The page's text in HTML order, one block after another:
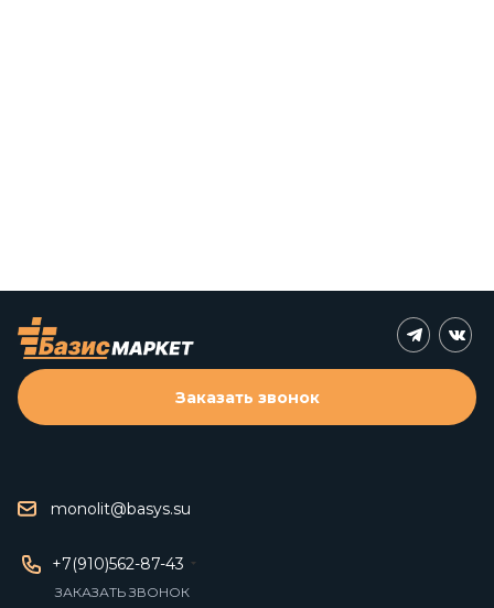
monolit@basys.su
+7(910)562-87-43
ЗАКАЗАТЬ ЗВОНОК
Заказать звонок